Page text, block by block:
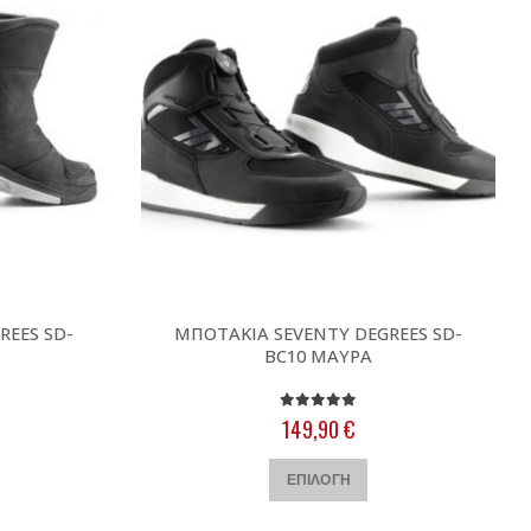
SD-
ΜΠΟΤΑΚΙΑ SEVENTY DEGREES SD-
BC10 ΜΑΥΡΑ
0 out of 5
149,90€
ΕΠΙΛΟΓΉ
το